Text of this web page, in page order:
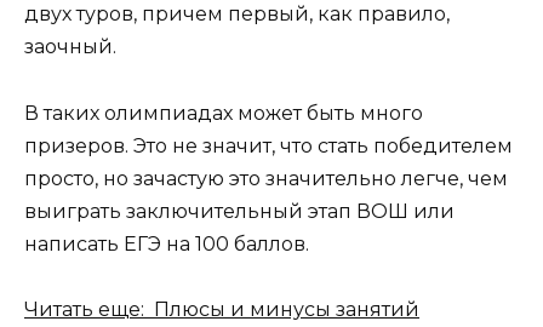
двух туров, причем первый, как правило,
заочный.
В таких олимпиадах может быть много
призеров. Это не значит, что стать победителем
просто, но зачастую это значительно легче, чем
выиграть заключительный этап ВОШ или
написать ЕГЭ на 100 баллов.
Читать еще: Плюсы и минусы занятий